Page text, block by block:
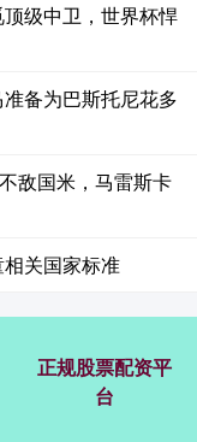
级中卫，世界杯悍
备为巴斯托尼花多
敌国米，马雷斯卡
关国家标准
正规股票配资平
台